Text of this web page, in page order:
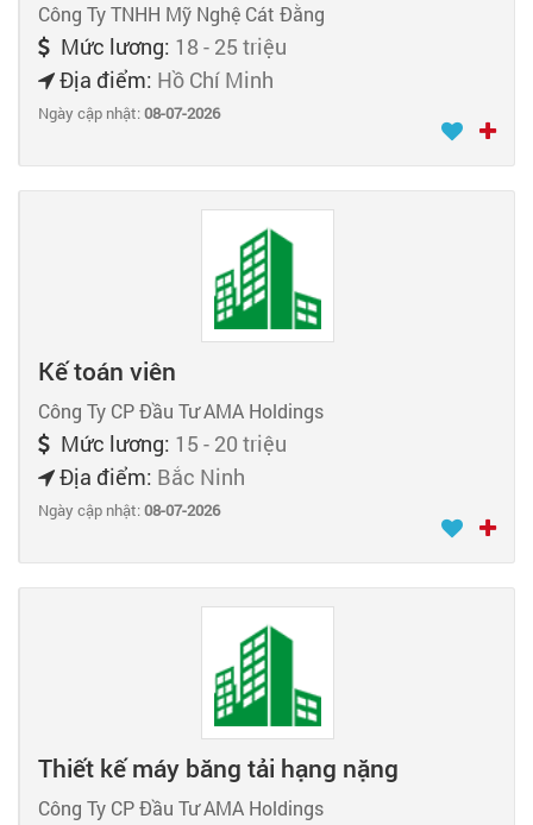
Công Ty TNHH Mỹ Nghệ Cát Đằng
Mức lương: 18 - 25 triệu
Địa điểm: Hồ Chí Minh
Ngày cập nhật:08-07-2026
Kế toán viên
Công Ty CP Đầu Tư AMA Holdings
Mức lương: 15 - 20 triệu
Địa điểm: Bắc Ninh
Ngày cập nhật:08-07-2026
Thiết kế máy băng tải hạng nặng
Công Ty CP Đầu Tư AMA Holdings